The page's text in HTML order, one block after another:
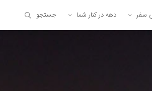
سفر دهه در کنار شما جستجو